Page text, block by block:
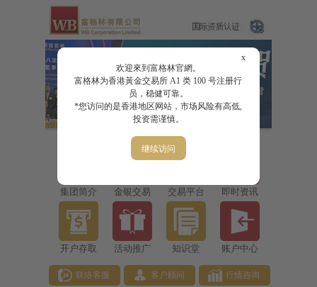
x
欢迎來到富格林官網。
富格林为香港黃金交易所 A1 类 100 号注册行
员，稳健可靠。
*您访问的是香港地区网站，市场风险有高低,
投资需谨慎。
继续访问
集团简介 金银交易 交易平台 即时资讯
开户存取 活动推广 知识堂 账户中心
联络客服 客户顾问 行情咨询